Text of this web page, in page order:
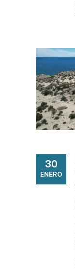
30
ENERO